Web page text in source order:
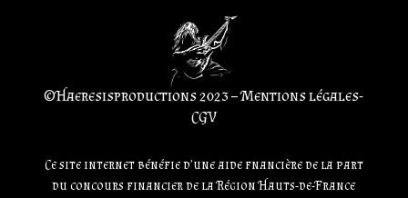
©Haeresisproductions 2023 – Mentions légales-
CGV
Ce site internet bénéfie d’une aide fnancière de la part
du concours financier de la Région Hauts-de-France